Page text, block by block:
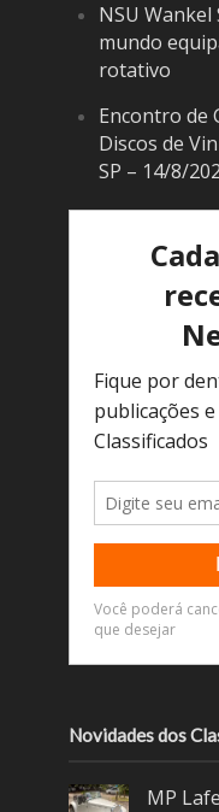
NSU
mundo
rotativo
Encontro de
Discos de
SP – 14/8/
Novidades dos
MP